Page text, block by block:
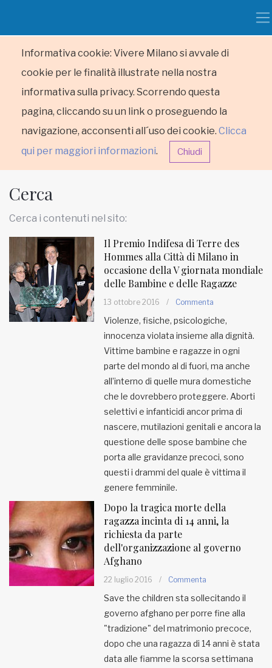
Informativa cookie: Vivere Milano si avvale di
cookie per le finalità illustrate nella nostra
informativa sulla privacy. Scorrendo questa
pagina, cliccando su un link o proseguendo la
navigazione, acconsenti all´uso dei cookie. Clicca
qui per maggiori informazioni. Chiudi
RUBRICHE
MUNICIPI
Inviateci le vostre segnalazioni
EDB edizioni - Via Brivio angolo C.
Imbonati, 89 20159 Milano (Italia)
Informativa sulla privacy
Cerca
Cerca i contenuti nel sito:
Il Premio Indifesa di Terre des
Hommes alla Città di Milano in
occasione della V giornata mondiale
delle Bambine e delle Ragazze
13 ottobre 2016 / Commenta
Violenze, fisiche, psicologiche,
innocenza violata insieme alla dignità.
Vittime bambine e ragazze in ogni
parte del mondo al di fuori, ma anche
all’interno di quelle mura domestiche
che le dovrebbero proteggere. Aborti
selettivi e infanticidi ancor prima di
nascere, mutilazioni genitali e ancora la
questione delle spose bambine che
porta alle gravidanze precoci, sono
questi i drammi del quale è vittima il
genere femminile.
Dopo la tragica morte della
ragazza incinta di 14 anni, la
richiesta da parte
dell'organizzazione al governo
Afghano
22 luglio 2016 / Commenta
Save the children sta sollecitando il
governo afghano per porre fine alla
"tradizione" del matrimonio precoce,
dopo che una ragazza di 14 anni è stata
data alle fiamme la scorsa settimana